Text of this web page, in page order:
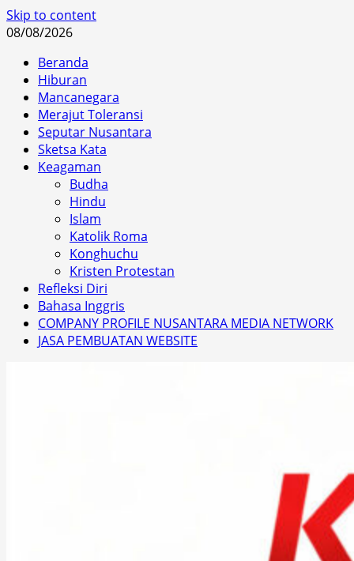
Skip to content
08/08/2026
Beranda
Hiburan
Mancanegara
Merajut Toleransi
Seputar Nusantara
Sketsa Kata
Keagaman
Budha
Hindu
Islam
Katolik Roma
Konghuchu
Kristen Protestan
Refleksi Diri
Bahasa Inggris
COMPANY PROFILE NUSANTARA MEDIA NETWORK
JASA PEMBUATAN WEBSITE